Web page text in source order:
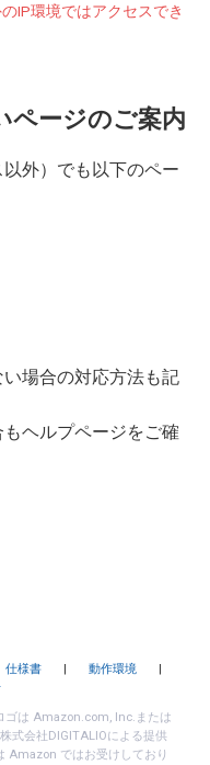
IP環境ではアクセスでき
ページのご案内
外）でも以下のペー
場合の対応方法も記
ヘルプページをご確
仕様書 動作環境
は Amazon.com, Inc.または
式会社DIGITALIOによる提供
Amazon ではお受けしており